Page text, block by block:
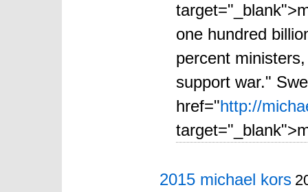
one hundred
percent
support war."
href="http://
2015 michael kors